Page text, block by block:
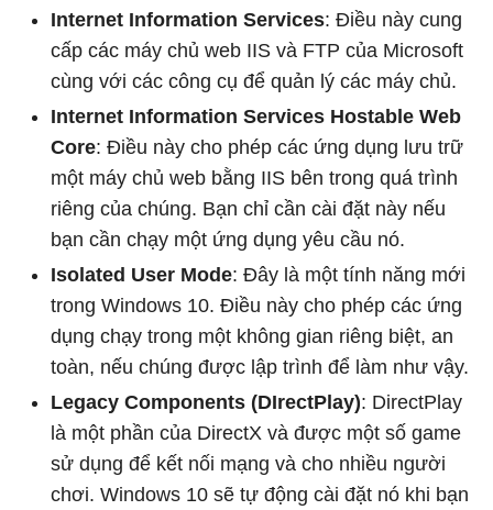
Internet Information Services: Điều này cung
cấp các máy chủ web IIS và FTP của Microsoft
cùng với các công cụ để quản lý các máy chủ.
Internet Information Services Hostable Web
Core: Điều này cho phép các ứng dụng lưu trữ
một máy chủ web bằng IIS bên trong quá trình
riêng của chúng. Bạn chỉ cần cài đặt này nếu
bạn cần chạy một ứng dụng yêu cầu nó.
Isolated User Mode: Đây là một tính năng mới
trong Windows 10. Điều này cho phép các ứng
dụng chạy trong một không gian riêng biệt, an
toàn, nếu chúng được lập trình để làm như vậy.
Legacy Components (DIrectPlay): DirectPlay
là một phần của DirectX và được một số game
sử dụng để kết nối mạng và cho nhiều người
chơi. Windows 10 sẽ tự động cài đặt nó khi bạn